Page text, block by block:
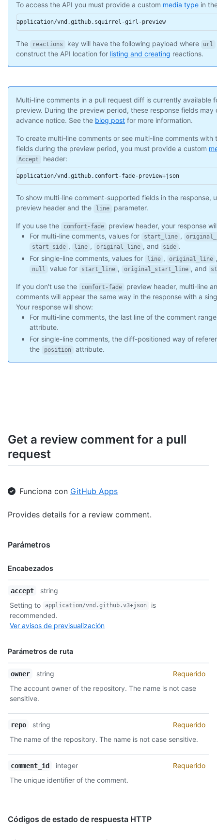
    "in_reply_to_id": 8,
    "user": {
      "login": "octocat",
      "node_id": "MDQ6VXNlcjE=",
"avatar_url": "https://github.com/images/error/
"following_url": "https://api.github.com/users/
"gists_url": "https://api.github.com/users/octocat/
"starred_url": "https://api.github.com/users/octocat/
"organizations_url": "https://api.github.com/users/
"repos_url": "https://api.github.com/users/octocat/
"events_url": "https://api.github.com/users/octocat/
"received_events_url": "https://api.github.com/users/
      "type": "User",
    },
    "body": "Great stuff!",
    "updated_at": "2011-04-14T16:00:49Z",
"html_url": "https://github.com/octocat/Hello-World/
"pull_request_url": "https://api.github.com/repos/
    "author_association": "NONE",
    "_links": {
"href": "https://api.github.com/repos/octocat/Hello-
      },
      "html": {
"href": "https://github.com/octocat/Hello-World/
      },
"href": "https://api.github.com/repos/octocat/Hello-
      }
    },
]
To access the API you must provide a custom media type in
application/vnd.github.squirrel-girl-preview
The reactions key will have the following payload where url
construct the API location for listing and creating reactions.
Multi-line comments in a pull request diff is currently available
preview. During the preview period, these response fields may
advance notice. See the blog post for more information.
To create multi-line comments or see multi-line comments with
fields during the preview period, you must provide a custom
Accept header:
application/vnd.github.comfort-fade-preview+json
To show multi-line comment-supported fields in the response,
preview header and the
line parameter.
If you use the comfort-fade
preview header, your response
For multi-line comments, values for
start_line ,
start_side , line , original_line , and side .
For single-line comments, values for
line , original_line
null value for start_line , original_start_line , and
If you don't use the comfort-fade
preview header, multi-line
comments will appear the same way in the response with a
Your response will show:
For multi-line comments, the last line of the comment
attribute.
For single-line comments, the diff-positioned way of
the
position attribute.
Get a review comment for a pull
request
Funciona con GitHub Apps
Provides details for a review comment.
Parámetros
Encabezados
Nombre,
Descripción
accept
string
Setting to
application/vnd.github.v3+json
is
recommended.
Ver avisos de previsualización
Parámetros de ruta
Nombre,
Descripción
owner string
Requerido
The account owner of the repository. The name is not case
sensitive.
repo string
Requerido
The name of the repository. The name is not case sensitive.
comment_id integer
Requerido
The unique identifier of the comment.
Códigos de estado de respuesta HTTP